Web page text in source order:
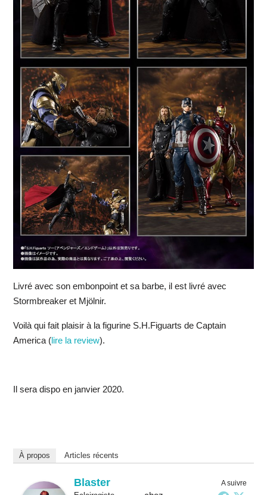
Livré avec son embonpoint et sa barbe, il est livré avec
Stormbreaker et Mjölnir.
Voilà qui fait plaisir à la figurine S.H.Figuarts de Captain
America (lire la review).
Il sera dispo en janvier 2020.
À propos Articles récents
A suivre
Blaster